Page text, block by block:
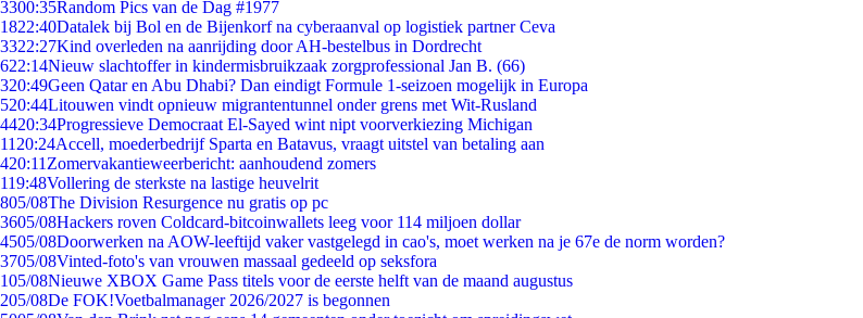
3300:35Random Pics van de Dag #1977
1822:40Datalek bij Bol en de Bijenkorf na cyberaanval op logistiek partner Ceva
3322:27Kind overleden na aanrijding door AH-bestelbus in Dordrecht
622:14Nieuw slachtoffer in kindermisbruikzaak zorgprofessional Jan B. (66)
320:49Geen Qatar en Abu Dhabi? Dan eindigt Formule 1-seizoen mogelijk in Europa
520:44Litouwen vindt opnieuw migrantentunnel onder grens met Wit-Rusland
4420:34Progressieve Democraat El-Sayed wint nipt voorverkiezing Michigan
11 20:24Accell, moederbedrijf Sparta en Batavus, vraagt uitstel van betaling aan
420:11 Zomervakantieweerbericht: aanhoudend zomers
119:48Vollering de sterkste na lastige heuvelrit
805/08The Division Resurgence nu gratis op pc
3605/08Hackers roven Coldcard-bitcoinwallets leeg voor 114 miljoen dollar
4505/08Doorwerken na AOW-leeftijd vaker vastgelegd in cao's, moet werken na je 67e de norm worden?
3705/08Vinted-foto's van vrouwen massaal gedeeld op seksfora
105/08Nieuwe XBOX Game Pass titels voor de eerste helft van de maand augustus
205/08De FOK!Voetbalmanager 2026/2027 is begonnen